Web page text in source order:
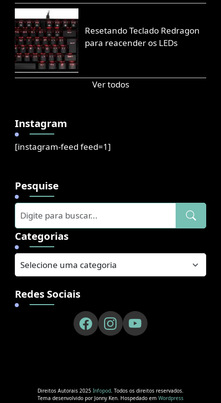
Resetando Teclado Redragon
para reacender os LEDs
Ver todos
Instagram
[instagram-feed feed=1]
Pesquise
Categorias
Redes Sociais
Direitos Autorais 2025 Infopod. Todos os direitos reservados.
Tema desenvolvido por Jonny Ken. Hospedado em Wordpress